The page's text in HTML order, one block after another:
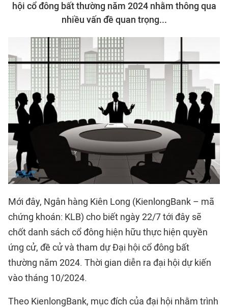
hội cổ đông bất thường năm 2024 nhằm thông qua
nhiều vấn đề quan trọng...
Mới đây, Ngân hàng Kiên Long (KienlongBank – mã
chứng khoán: KLB) cho biết ngày 22/7 tới đây sẽ
chốt danh sách cổ đông hiện hữu thực hiện quyền
ứng cử, đề cử và tham dự Đại hội cổ đông bất
thường năm 2024. Thời gian diễn ra đại hội dự kiến
vào tháng 10/2024.
Theo KienlongBank, mục đích của đại hội nhằm trình